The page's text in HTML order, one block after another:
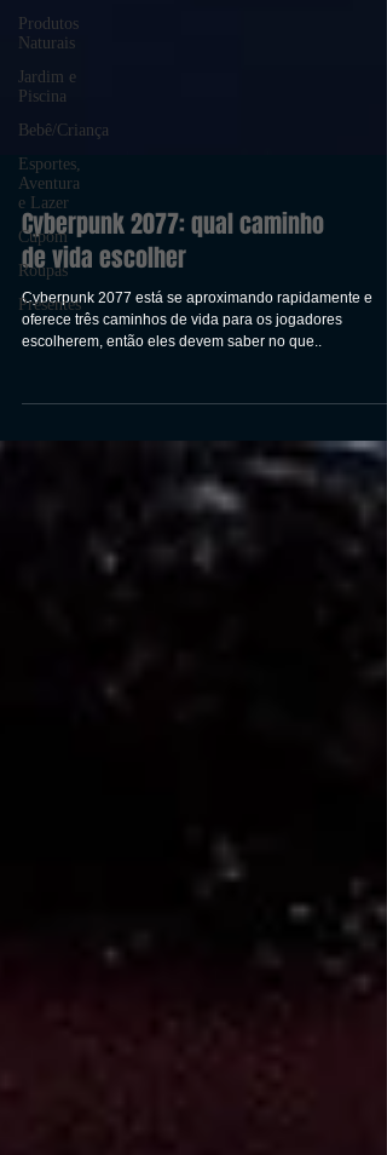
Produtos
Naturais
Jardim e
Piscina
Bebê/Criança
Esportes,
Aventura
e Lazer
Cupom
Roupas
Presentes
Cyberpunk 2077: qual caminho
de vida escolher
Cyberpunk 2077 está se aproximando rapidamente e